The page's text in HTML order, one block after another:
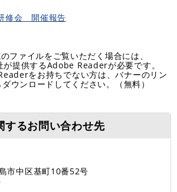
修会 開催報告
ファイルをご覧いただく場合には、
提供するAdobe Readerが必要です。
をお持ちでない方は、バナーのリン
ウンロードしてください。（無料）
するお問い合わせ先
市中区基町10番52号